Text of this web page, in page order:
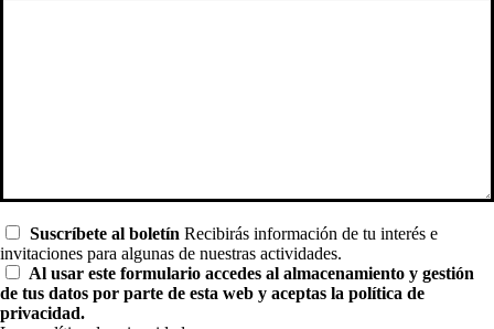
Suscríbete al boletín Recibirás información de tu interés e
invitaciones para algunas de nuestras actividades.
Al usar este formulario accedes al almacenamiento y gestión
de tus datos por parte de esta web y aceptas la política de
privacidad.